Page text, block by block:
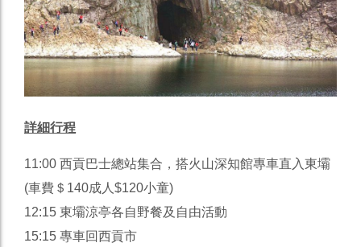
詳細行程
11:00 西貢巴士總站集合，搭火山深知館專車直入東壩
(車費＄140成人$120小童)
12:15 東壩涼亭各自野餐及自由活動
15:15 專車回西貢市